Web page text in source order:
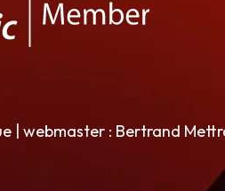
| webmaster : Bertrand